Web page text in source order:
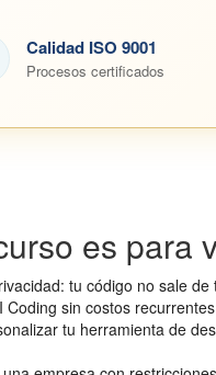
Calidad ISO 9001
Procesos certificados
es para
tu código no sale
Coding sin costos
tu herramienta de